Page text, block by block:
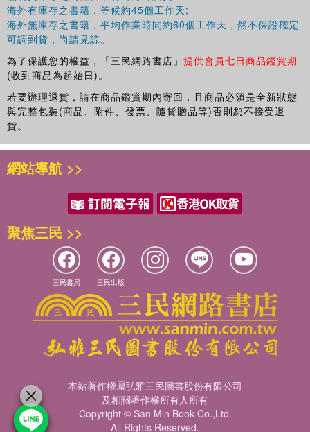
海外有庫存之書籍，等候約45個工作天;
海外無庫存之書籍，平均作業時間約60個工作天，然不保證確定
可調到貨，尚請見諒。
為了保護您的權益，「三民網路書店」 提供會員七日商品鑑賞期
(收到商品為起始日)。
若要辦理退貨，請在商品鑑賞期內寄回，且商品必須是全新狀態
與完整包裝(商品、附件、發票、隨貨贈品等)否則恕不接受退
貨。
網站導航 >>
聚焦三民 >>
三民書局 三民出版
本站著作權屬弘雅三民圖書股份有限公司
及相關著作權所有人所有
Copyright © San Min Book Co.,Ltd.
All Rights Reserved.